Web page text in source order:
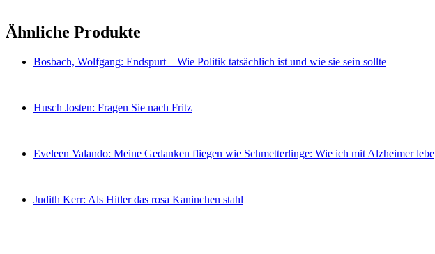
Ähnliche Produkte
Bosbach, Wolfgang: Endspurt – Wie Politik tatsächlich ist und wie sie sein sollte
Husch Josten: Fragen Sie nach Fritz
Eveleen Valando: Meine Gedanken fliegen wie Schmetterlinge: Wie ich mit Alzheimer lebe
Judith Kerr: Als Hitler das rosa Kaninchen stahl